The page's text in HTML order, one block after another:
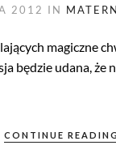
2012 IN
magiczne
będzie udana, że
CONTINUE